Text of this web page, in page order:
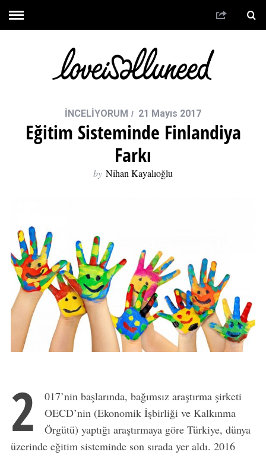
İNCELİYORUM 21 Mayıs 2017
Eğitim Sisteminde Finlandiya
Farkı
by Nihan Kayalıoğlu
2
017’nin başlarında, bağımsız araştırma şirketi
OECD’nin (Ekonomik İşbirliği ve Kalkınma
Örgütü) yaptığı araştırmaya göre Türkiye, dünya
üzerinde eğitim sisteminde son sırada yer aldı. 2016